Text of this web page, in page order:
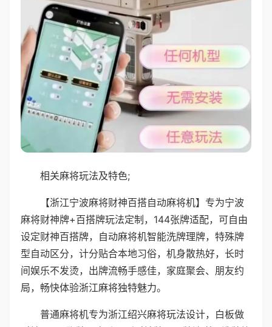
相关麻将玩法及特色;
【浙江宁波麻将财神百搭自动麻将机】专为宁波
麻将财神牌+百搭牌玩法定制，144张牌适配，可自由
设定财神百搭牌，自动麻将机智能洗牌理牌，特殊牌
型自动区分，计分贴合本地习俗，机身散热好，长时
间娱乐不发烫，出牌流畅手感佳，家庭聚会、朋友约
局，畅快体验浙江麻将独特魅力。
普通麻将机专为浙江绍兴麻将玩法设计，白板做